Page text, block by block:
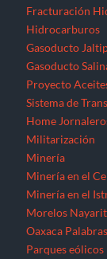
Fracturación
Hidrocarburos
Gasoducto
Gasoducto
Proyecto
Sistema de
Home
Militarización
Minería
Minería en el
Minería en el
Morelos Nayarit
Oaxaca
Parques eólicos